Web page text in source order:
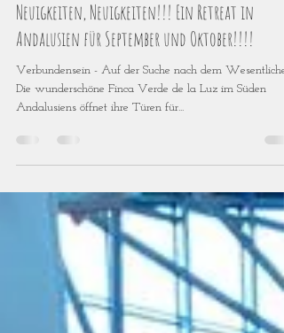
claudiahirsch63
5. Juni 2024
2 Min. Lesezeit
Neuigkeiten, Neuigkeiten!!! Ein Retreat in
Andalusien für September und Oktober!!!!
Verbundensein - Auf der Suche nach dem